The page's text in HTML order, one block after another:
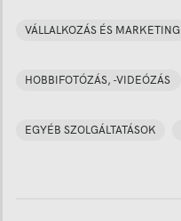
VÁLLALKOZÁS ÉS MARKETING
HOBBIFOTÓZÁS, -VIDEÓZÁS
EGYÉB SZOLGÁLTATÁSOK